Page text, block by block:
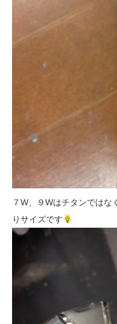
７W、９Wはチタンでは
りサイズです